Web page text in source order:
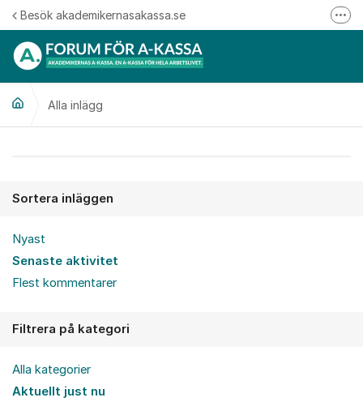
Hoppa till innehåll
Besök akademikernasakassa.se
Alla inlägg
Sortera inläggen
Nyast
Senaste aktivitet
Flest kommentarer
Filtrera på kategori
Alla kategorier
Aktuellt just nu